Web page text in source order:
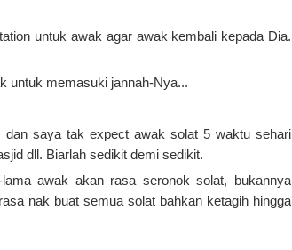
untuk awak agar awak kembali kepada Dia.
untuk memasuki jannah-Nya...
saya tak expect awak solat 5 waktu sehari
dll. Biarlah sedikit demi sedikit.
awak akan rasa seronok solat, bukannya
nak buat semua solat bahkan ketagih hingga